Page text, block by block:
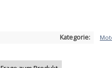
Kategorie: